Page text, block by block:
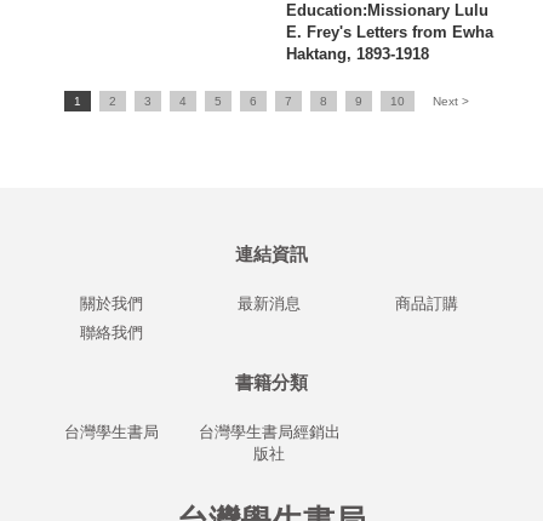
Education:Missionary Lulu
E. Frey's Letters from Ewha
Haktang, 1893-1918
1 2 3 4 5 6 7 8 9 10 Next >
連結資訊
關於我們 最新消息
商品訂購
聯絡我們
書籍分類
台灣學生書局
台灣學生書局經銷出
版社